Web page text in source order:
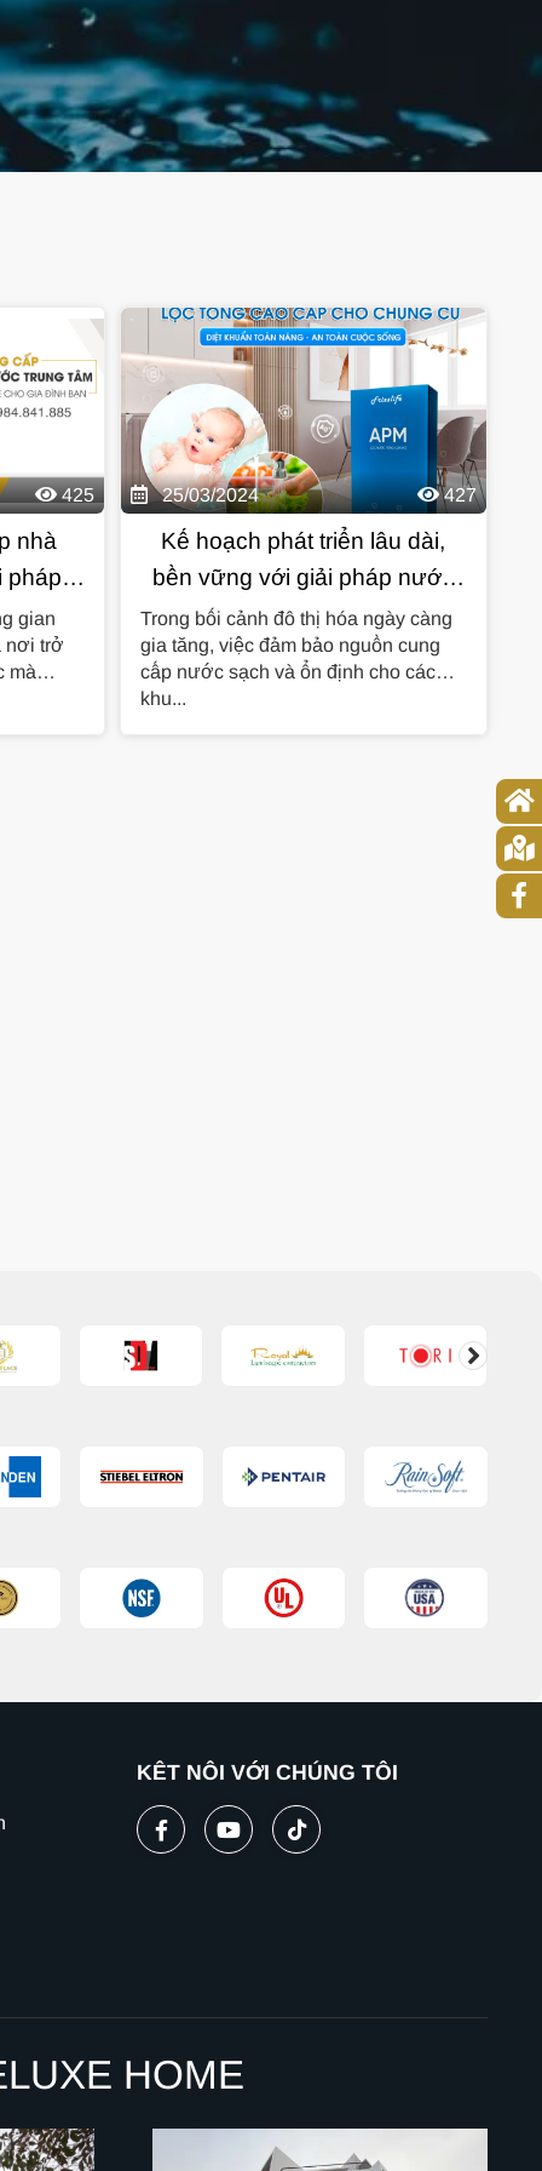
425
nhà
pháp
đại
gian
nơi trở
mà
25/03/2024 427
Kế hoạch phát triển lâu dài,
bền vững với giải pháp nước
trung tâm cho chung cư
Trong bối cảnh đô thị hóa ngày càng
gia tăng, việc đảm bảo nguồn cung
cấp nước sạch và ổn định cho các
khu...
KẾT NỐI VỚI CHÚNG TÔI
HOME